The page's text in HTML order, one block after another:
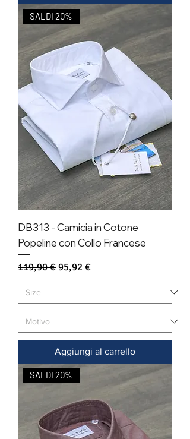
SALDI 20%
DB313 - Camicia in Cotone
Popeline con Collo Francese
Prezzo regolare
119,90 €Prezzo scontato
95,92 €
Aggiungi al carrello
SALDI 20%